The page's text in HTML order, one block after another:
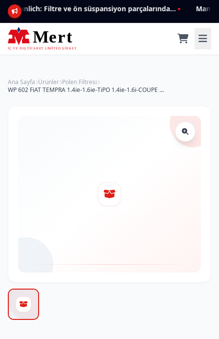
Mannlich: Filtre ve ön süspansiyon parçalarında genişleyen ürün yelpazesiyle kalite ve güven.
Ana Sayfa Ürünler Polen Filtresi
WP 602 FiAT TEMPRA 1.4ie-1.6ie-TiPO 1.4ie-1.6i-COUPE 60809709 Polen Filtresi